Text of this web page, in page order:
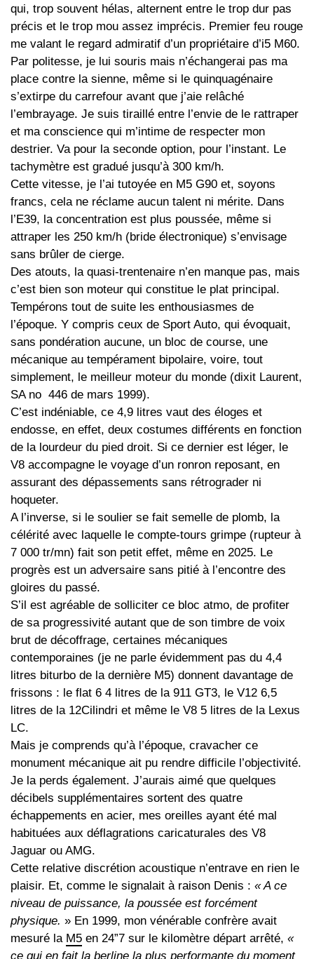
qui, trop souvent hélas, alternent entre le trop dur pas
précis et le trop mou assez imprécis. Premier feu rouge
me valant le regard admiratif d’un propriétaire d’i5 M60.
Par politesse, je lui souris mais n’échangerai pas ma
place contre la sienne, même si le quinquagénaire
s’extirpe du carrefour avant que j’aie relâché
l’embrayage. Je suis tiraillé entre l’envie de le rattraper
et ma conscience qui m’intime de respecter mon
destrier. Va pour la seconde option, pour l’instant. Le
tachymètre est gradué jusqu’à 300 km/h.
Cette vitesse, je l’ai tutoyée en M5 G90 et, soyons
francs, cela ne réclame aucun talent ni mérite. Dans
l’E39, la concentration est plus poussée, même si
attraper les 250 km/h (bride électronique) s’envisage
sans brûler de cierge.
Des atouts, la quasi-trentenaire n’en manque pas, mais
c’est bien son moteur qui constitue le plat principal.
Tempérons tout de suite les enthousiasmes de
l’époque. Y compris ceux de Sport Auto, qui évoquait,
sans pondération aucune, un bloc de course, une
mécanique au tempérament bipolaire, voire, tout
simplement, le meilleur moteur du monde (dixit Laurent,
SA no 446 de mars 1999).
C’est indéniable, ce 4,9 litres vaut des éloges et
endosse, en effet, deux costumes différents en fonction
de la lourdeur du pied droit. Si ce dernier est léger, le
V8 accompagne le voyage d’un ronron reposant, en
assurant des dépassements sans rétrograder ni
hoqueter.
A l’inverse, si le soulier se fait semelle de plomb, la
célérité avec laquelle le compte-tours grimpe (rupteur à
7 000 tr/mn) fait son petit effet, même en 2025. Le
progrès est un adversaire sans pitié à l’encontre des
gloires du passé.
S’il est agréable de solliciter ce bloc atmo, de profiter
de sa progressivité autant que de son timbre de voix
brut de décoffrage, certaines mécaniques
contemporaines (je ne parle évidemment pas du 4,4
litres biturbo de la dernière M5) donnent davantage de
frissons : le flat 6 4 litres de la 911 GT3, le V12 6,5
litres de la 12Cilindri et même le V8 5 litres de la Lexus
LC.
Mais je comprends qu’à l’époque, cravacher ce
monument mécanique ait pu rendre difficile l’objectivité.
Je la perds également. J’aurais aimé que quelques
décibels supplémentaires sortent des quatre
échappements en acier, mes oreilles ayant été mal
habituées aux déflagrations caricaturales des V8
Jaguar ou AMG.
Cette relative discrétion acoustique n’entrave en rien le
plaisir. Et, comme le signalait à raison Denis : « A ce
niveau de puissance, la poussée est forcément
physique. » En 1999, mon vénérable confrère avait
mesuré la M5 en 24”7 sur le kilomètre départ arrêté, «
ce qui en fait la berline la plus performante du moment